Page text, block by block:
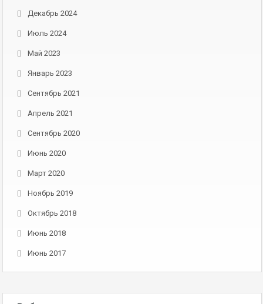
Декабрь 2024
Июль 2024
Май 2023
Январь 2023
Сентябрь 2021
Апрель 2021
Сентябрь 2020
Июнь 2020
Март 2020
Ноябрь 2019
Октябрь 2018
Июнь 2018
Июнь 2017